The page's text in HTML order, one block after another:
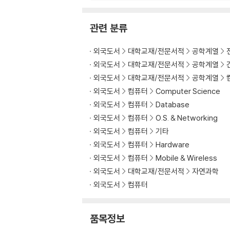
3. Comprehensive Survey on Device To
4. Challenges, Opportunities and
5. Machine learning and Deep learning
6. Key Parameters in 5G for Optimized
7. Applications of Machine Learning in
8. GREEN- Cloud Computing (G-CC)
9. SDR Network & Network Function
관련 분류
외국도서 대학교재/전문서적 공학계열
외국도서
대학교재/전문서적 공학계열
외국도서
대학교재/전문서적 공학계열
외국도서
컴퓨터
Computer Science
외국도서
컴퓨터
Database
외국도서
컴퓨터
O.S. & Networking
외국도서
컴퓨터
기타
외국도서
컴퓨터
Hardware
외국도서
컴퓨터
Mobile & Wireless
외국도서
대학교재/전문서적
자연과학
외국도서
컴퓨터
품목정보